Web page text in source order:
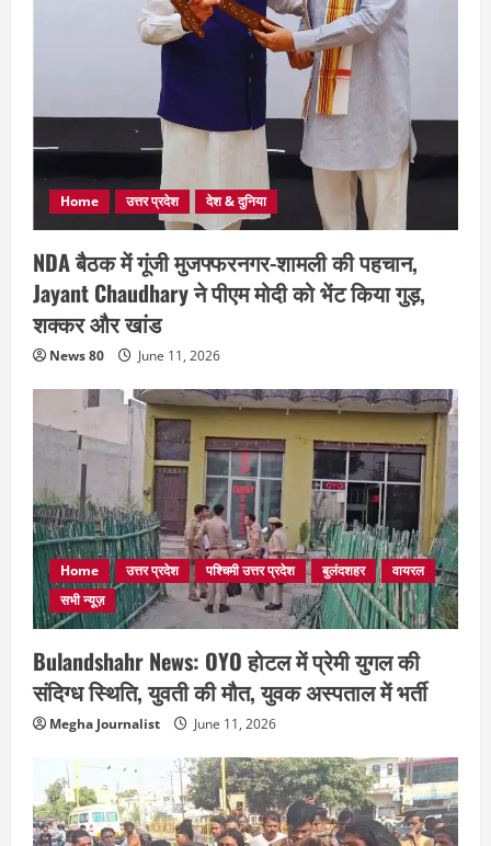
Home उत्तर प्रदेश देश & दुनिया
NDA बैठक में गूंजी मुजफ्फरनगर-शामली की पहचान,
Jayant Chaudhary ने पीएम मोदी को भेंट किया गुड़,
शक्कर और खांड
News 80 June 11, 2026
Home उत्तर प्रदेश पश्चिमी उत्तर प्रदेश बुलंदशहर
वायरल
सभी न्यूज़
Bulandshahr News: OYO होटल में प्रेमी युगल की
संदिग्ध स्थिति, युवती की मौत, युवक अस्पताल में भर्ती
Megha Journalist June 11, 2026